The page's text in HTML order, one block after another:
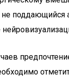
поддающийся